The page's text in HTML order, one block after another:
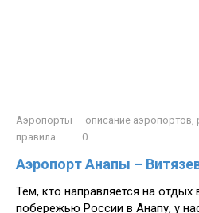
Аэропорты — описание аэропортов,
правила
0
Аэропорт Анапы –
Тем, кто направляется на
побережью России в Анапу, у